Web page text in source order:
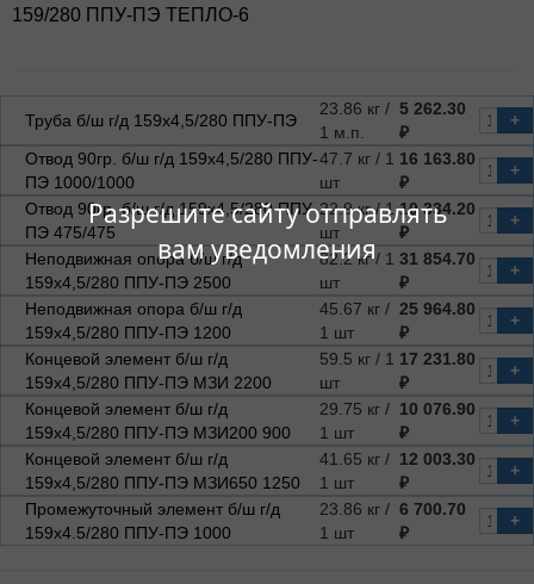
Разрешите сайту отправлять
вам уведомления
159/280 ППУ-ПЭ ТЕПЛО-6
Труба б/ш г/д 159х4,5/280 ППУ-ПЭ
23.86 кг /
1 м.п.
5 262.30
₽
+
Отвод 90гр. б/ш г/д 159х4,5/280 ППУ-
ПЭ 1000/1000
47.7 кг / 1
шт
16 163.80
₽
+
Отвод 90гр. б/ш г/д 159х4,5/280 ППУ-
ПЭ 475/475
22.9 кг / 1
шт
10 334.20
₽
+
Неподвижная опора б/ш г/д
159х4,5/280 ППУ-ПЭ 2500
82.2 кг / 1
шт
31 854.70
₽
+
Неподвижная опора б/ш г/д
159х4,5/280 ППУ-ПЭ 1200
45.67 кг /
1 шт
25 964.80
₽
+
Концевой элемент б/ш г/д
159х4,5/280 ППУ-ПЭ МЗИ 2200
59.5 кг / 1
шт
17 231.80
₽
+
Концевой элемент б/ш г/д
159х4,5/280 ППУ-ПЭ МЗИ200 900
29.75 кг /
1 шт
10 076.90
₽
+
Концевой элемент б/ш г/д
159х4,5/280 ППУ-ПЭ МЗИ650 1250
41.65 кг /
1 шт
12 003.30
₽
+
Промежуточный элемент б/ш г/д
159х4.5/280 ППУ-ПЭ 1000
23.86 кг /
1 шт
6 700.70
₽
+